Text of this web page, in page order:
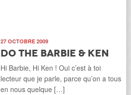
27 OCTOBRE 2009
Do the Barbie & Ken
Hi Barbie, Hi Ken ! Oui c’est à toi
lecteur que je parle, parce qu’on a tous
en nous quelque […]